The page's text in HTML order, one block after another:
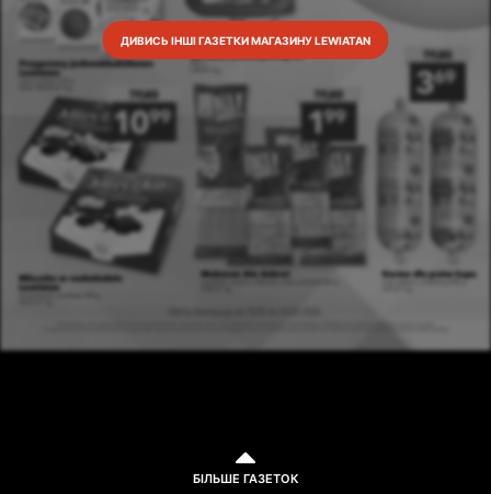
ДИВИСЬ ІНШІ ГАЗЕТКИ МАГАЗИНУ LEWIATAN
БІЛЬШЕ ГАЗЕТОК